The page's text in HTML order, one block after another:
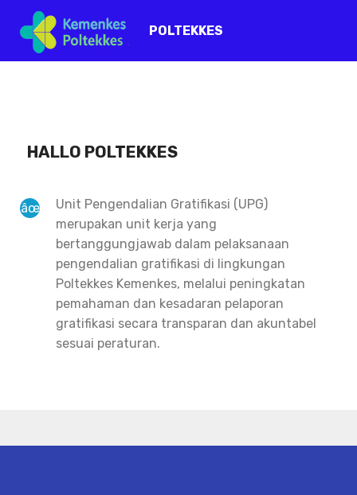
POLTEKKES
HALLO POLTEKKES
Unit Pengendalian Gratifikasi (UPG)
merupakan unit kerja yang
bertanggungjawab dalam pelaksanaan
pengendalian gratifikasi di lingkungan
Poltekkes Kemenkes, melalui peningkatan
pemahaman dan kesadaran pelaporan
gratifikasi secara transparan dan akuntabel
sesuai peraturan.